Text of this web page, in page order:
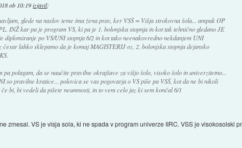
ob 10:19 izjavil:
glede na naslov teme ima žena prav, ker VSŠ = Višja strokovna šola... ampak OP
INŽ kar pa je program VS, ki pa je 1. bolonjska stopnja in kot tak tehnično gledano JE
diplomiranje po VS/UNI stopnja 6/2 in kot tako neenakovredno nekdanjem UNI
česar lahko sklepamo da je komaj MAGISTERIJ oz. 2. bolonjska stopnja dejansko
pa polagam, da se naučite pravilne okrajšave za višjo šolo, visoko šolo in univerzitetno...
so pravilne kratice... polovica se vas pogovarja o VS piše pa VSŠ, kot da ne bi nikoli
bi, bi vedeli da pišete neumnosti, in to vem celo jaz ki sem končal 6/1
zmesal. VS je visja sola, ki ne spada v program univerze IIRC. VSS je visokosolski